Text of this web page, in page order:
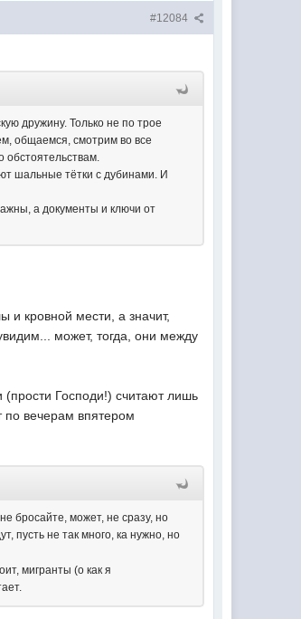
#12084
дружину. Только не по трое
общаемся, смотрим во все
обстоятельствам.
шальные тётки с дубинами. И
а документы и ключи от
кровной мести, а значит,
может, тогда, они между
Господи!) считают лишь
по вечерам впятером
бросайте, может, не сразу, но
пусть не так много, ка нужно, но
мигранты (о как я